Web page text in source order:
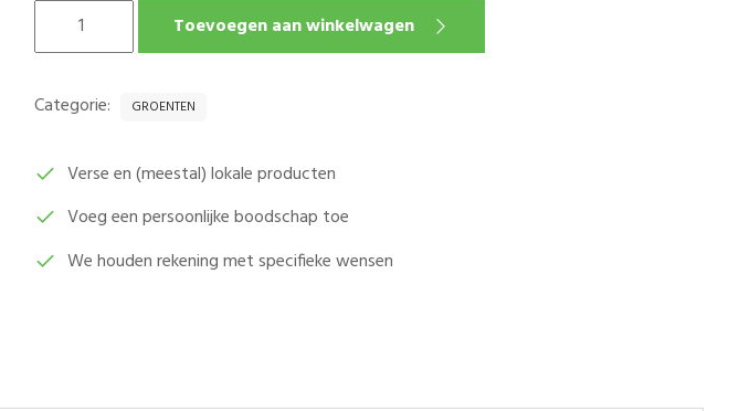
AANTAL
Toevoegen aan winkelwagen
Categorie: GROENTEN
Verse en (meestal) lokale producten
Voeg een persoonlijke boodschap toe
We houden rekening met specifieke wensen